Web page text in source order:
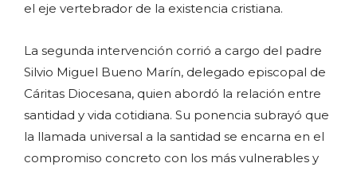
el eje vertebrador de la existencia cristiana.
La segunda intervención corrió a cargo del padre
Silvio Miguel Bueno Marín, delegado episcopal de
Cáritas Diocesana, quien abordó la relación entre
santidad y vida cotidiana. Su ponencia subrayó que
la llamada universal a la santidad se encarna en el
compromiso concreto con los más vulnerables y